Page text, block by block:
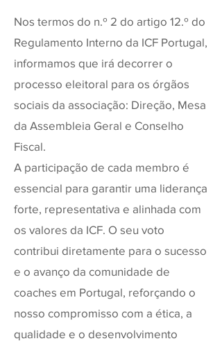
Nos termos do n.º 2 do artigo 12.º do
Regulamento Interno da ICF Portugal,
informamos que irá decorrer o
processo eleitoral para os órgãos
sociais da associação: Direção, Mesa
da Assembleia Geral e Conselho
Fiscal.
A participação de cada membro é
essencial para garantir uma liderança
forte, representativa e alinhada com
os valores da ICF. O seu voto
contribui diretamente para o sucesso
e o avanço da comunidade de
coaches em Portugal, reforçando o
nosso compromisso com a ética, a
qualidade e o desenvolvimento